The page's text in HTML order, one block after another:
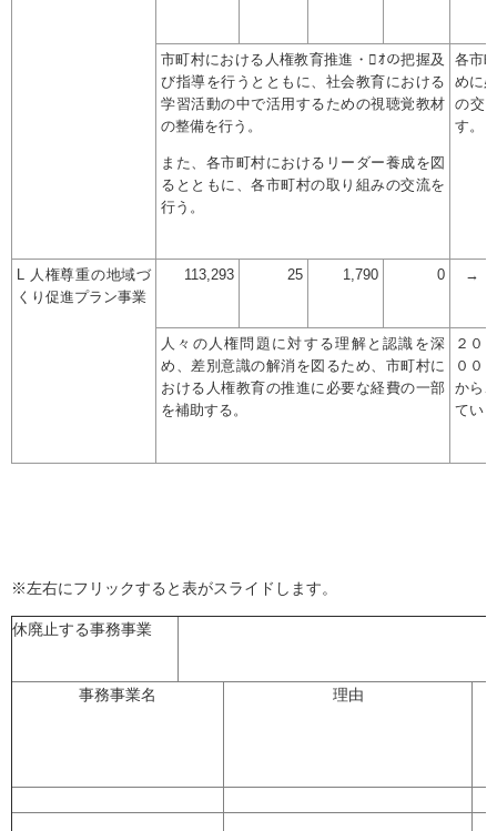
市町村における人権教育推進・ｵの把握及
び指導を行うとともに、社会教育における
学習活動の中で活用するための視聴覚教材
の整備を行う。
また、各市町村におけるリーダー養成を図
るとともに、各市町村の取り組みの交流を
行う。
各市
めに
の交
す。
L 人権尊重の地域づ
くり促進プラン事業
113,293 25 1,790 0 →
人々の人権問題に対する理解と認識を深
め、差別意識の解消を図るため、市町村に
おける人権教育の推進に必要な経費の一部
を補助する。
２０
００
から
てい
※左右にフリックすると表がスライドします。
休廃止する事務事業
事務事業名 理由